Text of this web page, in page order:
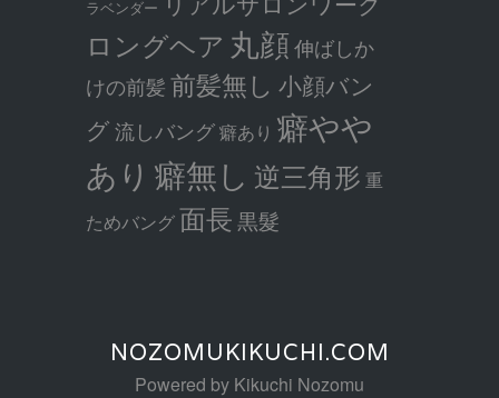
ラベンダー
ロングヘア 丸顔伸ばしか
けの前髪前髪無し 小顔バン
グ流しバング癖あり 癖やや
あり 癖無し 逆三角形 重
ためバング 面長黒髮
NOZOMUKIKUCHI.COM
Powered by Kikuchi Nozomu